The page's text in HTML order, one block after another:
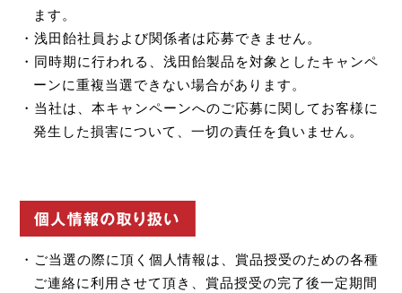
ます。
・浅田飴社員および関係者は応募できません。
・同時期に行われる、浅田飴製品を対象としたキャンペ
ーンに重複当選できない場合があります。
・当社は、本キャンペーンへのご応募に関してお客様に
発生した損害について、一切の責任を負いません。
・ご当選の際に頂く個人情報は、賞品授受のための各種
ご連絡に利用させて頂き、賞品授受の完了後一定期間